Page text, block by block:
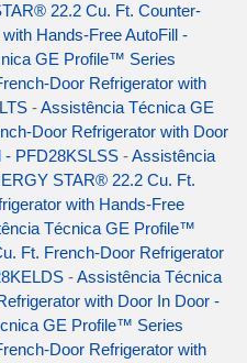
22.2 Cu. Ft. Counter-
Hands-Free AutoFill -
GE Profile™ Series
Door Refrigerator with
-Assistência Técnica GE
Door Refrigerator with Door
- PFD28KSLSS -Assistência
STAR® 22.2 Cu. Ft.
with Hands-Free
Técnica GE Profile™
Ft. French-Door Refrigerator
-Assistência Técnica
with Door In Door -
GE Profile™ Series
Door Refrigerator with